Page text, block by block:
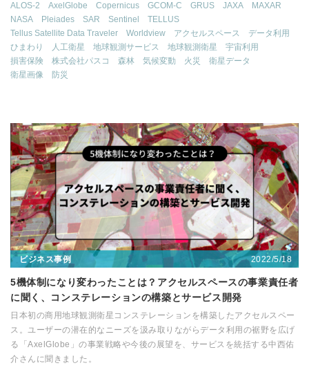
ALOS-2 AxelGlobe Copernicus GCOM-C GRUS JAXA
MAXAR
NASA
Pleiades SAR Sentinel
TELLUS
Tellus Satellite Data Traveler
Worldview アクセルスペース
データ利用
ひまわり
人工衛星 地球観測サービス 地球観測衛星
宇宙利用
損害保険
株式会社パスコ 森林 気候変動 火災
衛星データ
衛星画像
防災
ビジネス事例 2022/5/18
5機体制になり変わったことは？アクセルスペースの事業責任者
に聞く、コンステレーションの構築とサービス開発
日本初の商用地球観測衛星コンステレーションを構築したアクセルスペー
ス。ユーザーの潜在的なニーズを汲み取りながらデータ利用の裾野を広げ
る「AxelGlobe」の事業戦略や今後の展望を、サービスを統括する中西佑
介さんに聞きました。